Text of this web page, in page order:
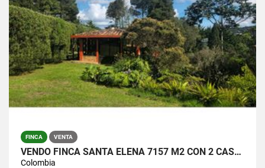
FINCA VENTA
VENDO FINCA SANTA ELENA 7157 M2 CON 2 CASAS / $1.390.000.000
Colombia